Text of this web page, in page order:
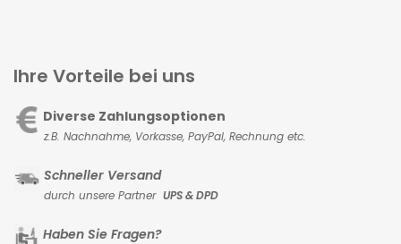
Ihre Vorteile bei uns
Diverse Zahlungsoptionen
z.B. Nachnahme, Vorkasse, PayPal, Rechnung etc.
Schneller Versand
durch unsere Partner UPS & DPD
Haben Sie Fragen?